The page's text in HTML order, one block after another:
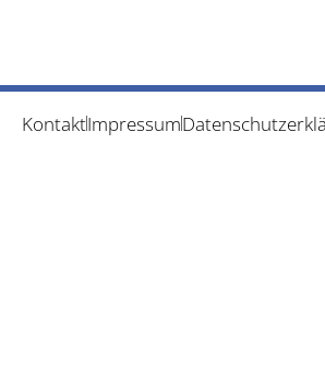
KontaktImpressum